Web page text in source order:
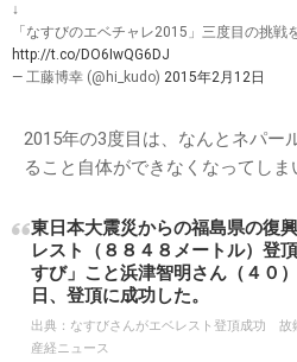
↓
「なすびのエベチャレ2015」三度目の挑戦
http://t.co/DO6IwQG6DJ
— 工藤博幸 (@hi_kudo) 2015年2月12日
2015年の3度目は、なんとネパー
ること自体ができなくなってしま
東日本大震災からの福島県の復
レスト（８８４８メートル）登
すび」こと浜津智明さん（４０
日、登頂に成功した。
出典： なすびさんがエベレスト登頂成功 故
産経ニュース